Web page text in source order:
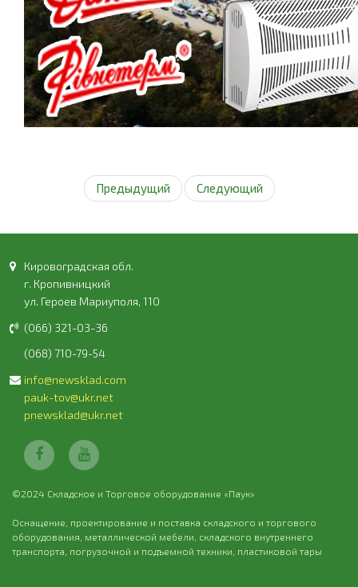
Предыдущий Следующий
Кировоградская обл.
г. Кропивницкий
ул. Героев Мариуполя, 110
(066) 321-03-36
(068) 710-79-54
info@newsklad.com
pauk-tov@ukr.net
pnewsklad@ukr.net
©2024 Складское и Торговое оборудование «Паук»
Оснащение, проектирование и поставка складского и торгового
оборудования, металлической мебели, складского внутреннего
транспорта, погрузочной и подъемной техники, пластиковой тары